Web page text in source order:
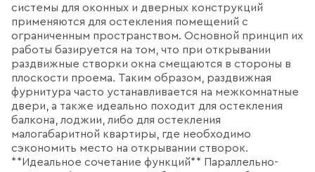
системы для оконных и дверных конструкций
применяются для остекления помещений с
ограниченным пространством. Основной принцип их
работы базируется на том, что при открывании
раздвижные створки окна смещаются в стороны в
плоскости проема. Таким образом, раздвижная
фурнитура часто устанавливается на межкомнатные
двери, а также идеально походит для остекления
балкона, лоджии, либо для остекления
малогабаритной квартиры, где необходимо
сэкономить место на открывании створок.
**Идеальное сочетание функций** Параллельно-